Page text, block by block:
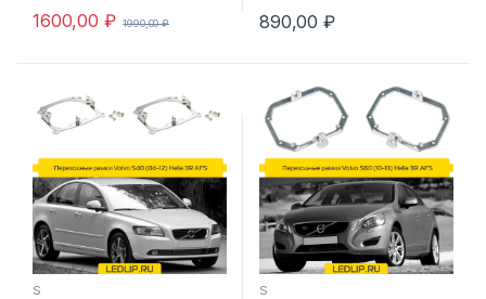
1600,00 ₽ 1990,00₽ 890,00₽
S S